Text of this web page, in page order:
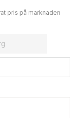
pris på marknaden